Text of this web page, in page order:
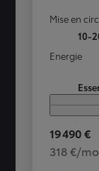
Mise en
10-
Energie
19 490 €
318 €/